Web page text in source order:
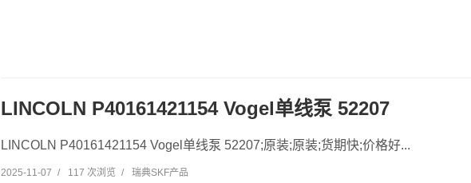
LINCOLN P40161421154 Vogel单线泵 52207
LINCOLN P40161421154 Vogel单线泵 52207;原装;原装;货期快;价格好...
2025-11-07 / 117 次浏览 / 瑞典SKF产品